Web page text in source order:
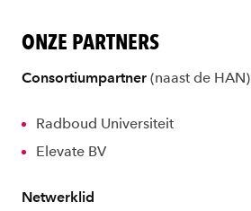
ONZE PARTNERS
Consortiumpartner (naast de HAN)
Radboud Universiteit
Elevate BV
Netwerklid